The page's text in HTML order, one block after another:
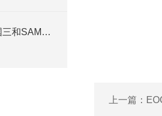
EOCR-DS施耐德韩国三和SAMWHA过载保护器
上一篇：